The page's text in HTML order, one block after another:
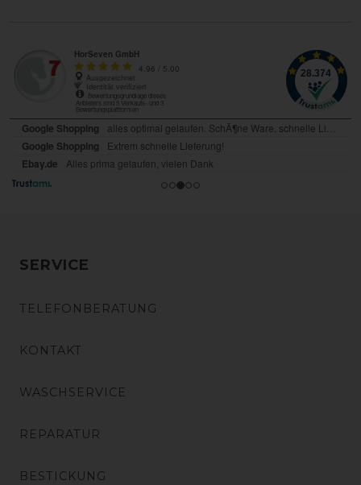
SERVICE
TELEFONBERATUNG
KONTAKT
WASCHSERVICE
REPARATUR
BESTICKUNG